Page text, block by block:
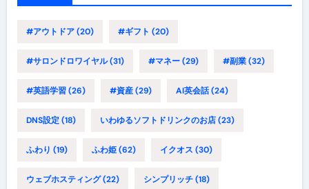
#アウトドア(20) #ギフト (20)
#サロンドロワイヤル(31) #マネー(29) #副業(32)
#英語学習(26) #資産(29) AI英会話(24)
DNS設定(18) いわゆるソフトドリンクのお店(23)
ふわり (19) ふわ姫(62) イクオス (30)
ウェブホスティング(22) シンプリッチ(18)